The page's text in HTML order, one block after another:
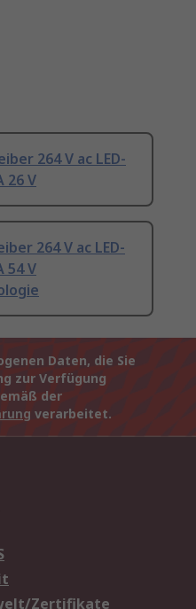
264 V ac LED-
26 V
264 V ac LED-
54 V
Daten, die Sie
zur Verfügung
der
verarbeitet.
Zertifikate